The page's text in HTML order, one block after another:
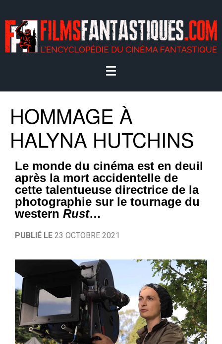
HOMMAGE À
HALYNA HUTCHINS
Le monde du cinéma est en deuil
après la mort accidentelle de
cette talentueuse directrice de la
photographie sur le tournage du
western Rust…
PUBLIÉ LE 23 OCTOBRE 2021